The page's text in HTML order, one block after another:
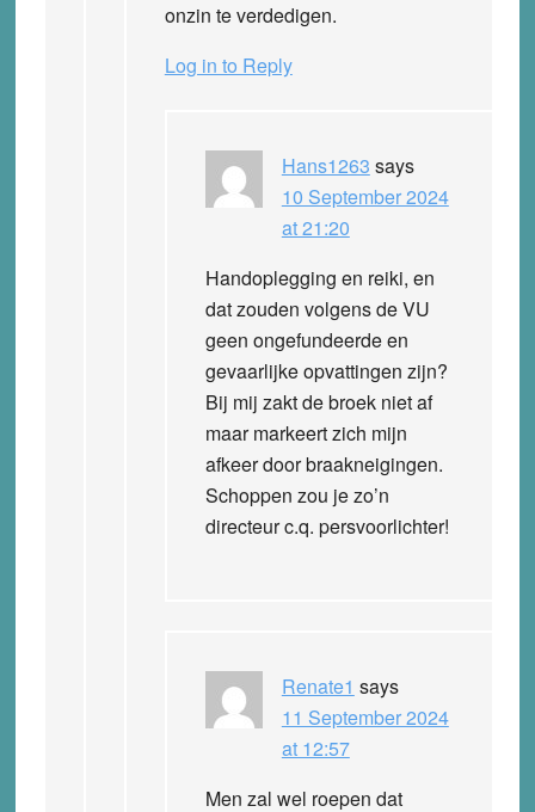
onzin te verdedigen.
Log in to Reply
Hans1263 says
10 September 2024
at 21:20
Handoplegging en reiki, en
dat zouden volgens de VU
geen ongefundeerde en
gevaarlijke opvattingen zijn?
Bij mij zakt de broek niet af
maar markeert zich mijn
afkeer door braakneigingen.
Schoppen zou je zo’n
directeur c.q. persvoorlichter!
Renate1 says
11 September 2024
at 12:57
Men zal wel roepen dat